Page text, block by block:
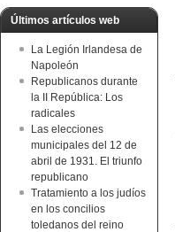
Últimos artículos web
La Legión Irlandesa de
Napoleón
Republicanos durante
la II República: Los
radicales
Las elecciones
municipales del 12 de
abril de 1931. El triunfo
republicano
Tratamiento a los judíos
en los concilios
toledanos del reino